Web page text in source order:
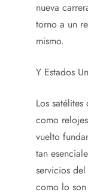
nueva
torno a un
mismo.
Y Estados
Los
como
vuelto
tan
servicios
como lo